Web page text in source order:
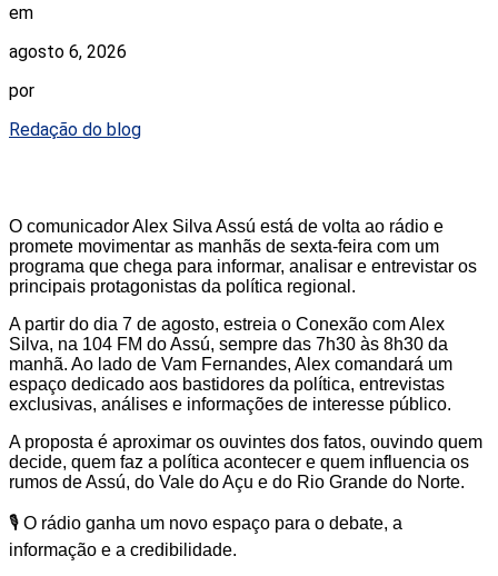
em
agosto 6, 2026
por
Redação do blog
O comunicador Alex Silva Assú está de volta ao rádio e
promete movimentar as manhãs de sexta-feira com um
programa que chega para informar, analisar e entrevistar os
principais protagonistas da política regional.
A partir do dia 7 de agosto, estreia o Conexão com Alex
Silva, na 104 FM do Assú, sempre das 7h30 às 8h30 da
manhã. Ao lado de Vam Fernandes, Alex comandará um
espaço dedicado aos bastidores da política, entrevistas
exclusivas, análises e informações de interesse público.
A proposta é aproximar os ouvintes dos fatos, ouvindo quem
decide, quem faz a política acontecer e quem influencia os
rumos de Assú, do Vale do Açu e do Rio Grande do Norte.
🎙️ O rádio ganha um novo espaço para o debate, a
informação e a credibilidade.